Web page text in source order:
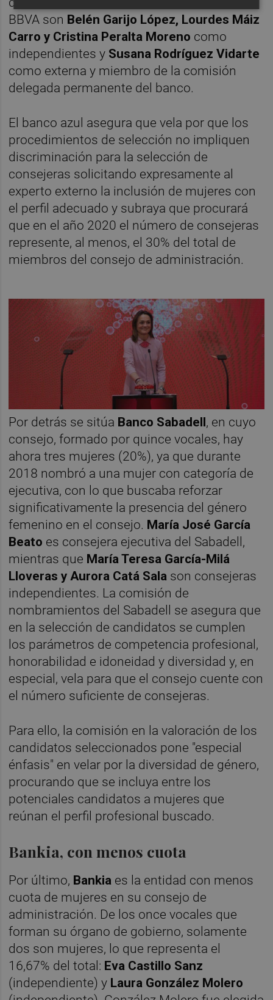
BBVA son Belén Garijo López, Lourdes Máiz
Carro y Cristina Peralta Moreno como
independientes y Susana Rodríguez Vidarte
como externa y miembro de la comisión
delegada permanente del banco.
El banco azul asegura que vela por que los
procedimientos de selección no impliquen
discriminación para la selección de
consejeras solicitando expresamente al
experto externo la inclusión de mujeres con
el perfil adecuado y subraya que procurará
que en el año 2020 el número de consejeras
represente, al menos, el 30% del total de
miembros del consejo de administración.
Por detrás se sitúa Banco Sabadell, en cuyo
consejo, formado por quince vocales, hay
ahora tres mujeres (20%), ya que durante
2018 nombró a una mujer con categoría de
ejecutiva, con lo que buscaba reforzar
significativamente la presencia del género
femenino en el consejo. María José García
Beato es consejera ejecutiva del Sabadell,
mientras que María Teresa García-Milá
Lloveras y Aurora Catá Sala son consejeras
independientes. La comisión de
nombramientos del Sabadell se asegura que
en la selección de candidatos se cumplen
los parámetros de competencia profesional,
honorabilidad e idoneidad y diversidad y, en
especial, vela para que el consejo cuente con
el número suficiente de consejeras.
Para ello, la comisión en la valoración de los
candidatos seleccionados pone "especial
énfasis" en velar por la diversidad de género,
procurando que se incluya entre los
potenciales candidatos a mujeres que
reúnan el perfil profesional buscado.
Bankia, con menos cuota
Por último, Bankia es la entidad con menos
cuota de mujeres en su consejo de
administración. De los once vocales que
forman su órgano de gobierno, solamente
dos son mujeres, lo que representa el
16,67% del total: Eva Castillo Sanz
(independiente) y Laura González Molero